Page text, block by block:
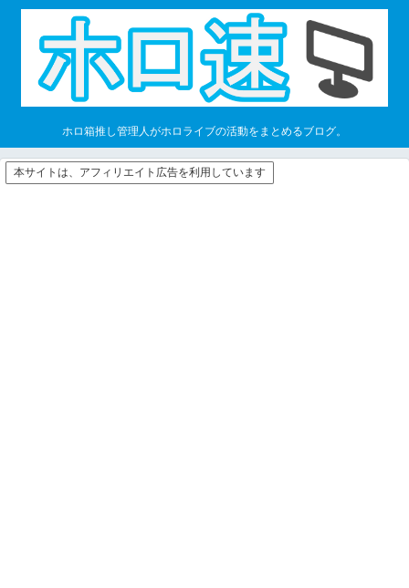
ホロ箱推し管理人がホロライブの活動をまとめるブログ。
本サイトは、アフィリエイト広告を利用しています